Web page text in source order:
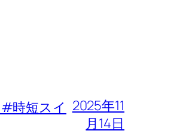
短スイ 2025年11
月14日